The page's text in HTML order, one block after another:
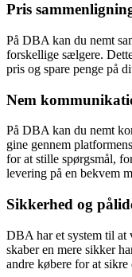
Pris
På DBA kan du nemt
forskellige sælgere.
pris og spare penge på
Nem
På DBA kan du nemt
gine gennem
for at stille spørgsmål,
levering på en bekvem
Sikkerhed og
DBA har et system til at
skaber en mere sikker
andre købere for at